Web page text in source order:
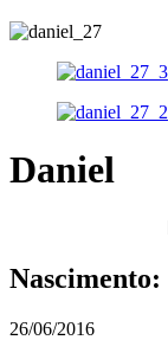
Daniel
Nascimento:
26/06/2016